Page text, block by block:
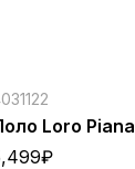
Loro Piana
₽